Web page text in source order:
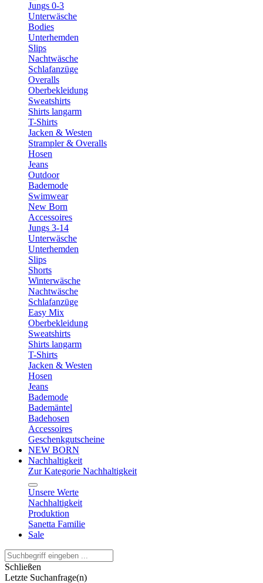
Jungs 0-3
Unterwäsche
Bodies
Unterhemden
Slips
Nachtwäsche
Schlafanzüge
Overalls
Oberbekleidung
Sweatshirts
Shirts langarm
T-Shirts
Jacken & Westen
Strampler & Overalls
Hosen
Jeans
Outdoor
Bademode
Swimwear
New Born
Accessoires
Jungs 3-14
Unterwäsche
Unterhemden
Slips
Shorts
Winterwäsche
Nachtwäsche
Schlafanzüge
Easy Mix
Oberbekleidung
Sweatshirts
Shirts langarm
T-Shirts
Jacken & Westen
Hosen
Jeans
Bademode
Bademäntel
Badehosen
Accessoires
Geschenkgutscheine
NEW BORN
Nachhaltigkeit
Zur Kategorie Nachhaltigkeit
Unsere Werte
Nachhaltigkeit
Produktion
Sanetta Familie
Sale
Schließen
Letzte Suchanfrage(n)